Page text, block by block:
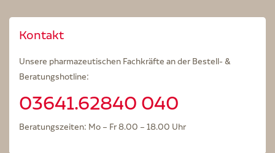
Kontakt
Unsere pharmazeutischen Fachkräfte an der Bestell- &
Beratungshotline:
03641.62840 040
Beratungszeiten: Mo – Fr 8.00 – 18.00 Uhr